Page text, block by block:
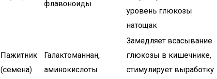
флавоноиды
уровень глюкозы
натощак
Пажитник
(семена)
Галактоманнан,
аминокислоты
Замедляет всасывание
глюкозы в кишечнике,
стимулирует выработку